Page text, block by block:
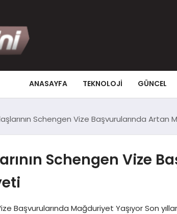
ANASAYFA TEKNOLOJI GÜNCEL
Schengen Vize Başvurularında Artan
Schengen Vize
Başvurularında Mağduriyet Yaşıyor Son